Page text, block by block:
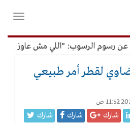
فتح
رسوم الرسوب: "اللي مش عاوز
لقطر أمر طبيعي
شارك شارك شارك